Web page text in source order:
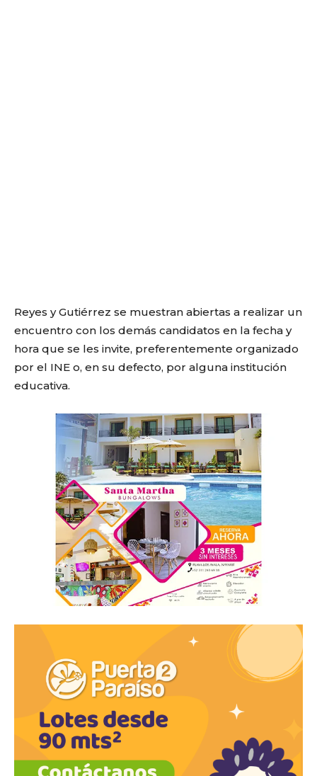
Reyes y Gutiérrez se muestran abiertas a realizar un
encuentro con los demás candidatos en la fecha y
hora que se les invite, preferentemente organizado
por el INE o, en su defecto, por alguna institución
educativa.